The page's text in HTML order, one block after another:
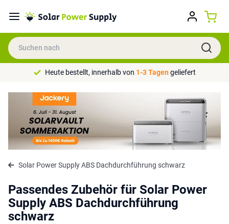
Heute bestellt, innerhalb von 1-3 Tagengeliefert
Solar Power Supply ABS Dachdurchführung schwarz
Passendes Zubehör für Solar Power
Supply ABS Dachdurchführung
schwarz